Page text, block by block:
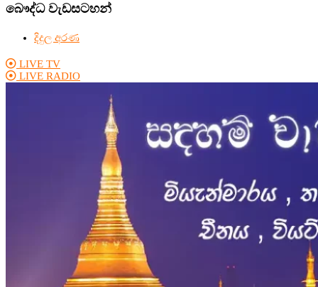
බෞද්ධ වැඩසටහන්
දිදුල අරණ
LIVE TV
LIVE RADIO